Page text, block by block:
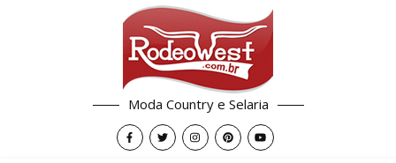
Moda Country e Selaria